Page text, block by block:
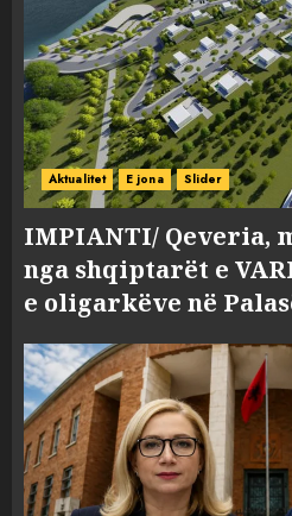
Aktualitet E jona Slider
IMPIANTI/ Qeveria,
nga shqiptarët e
e oligarkëve në